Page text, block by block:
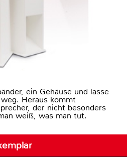
ein Gehäuse und lasse
Heraus kommt
der nicht besonders
weiß, was man tut.